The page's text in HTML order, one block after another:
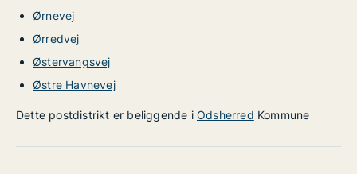
Ørnevej
Ørredvej
Østervangsvej
Østre Havnevej
Dette postdistrikt er beliggende i Odsherred Kommune